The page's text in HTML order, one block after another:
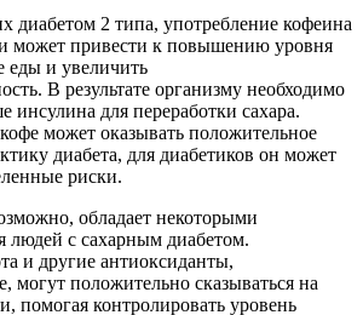
диабетом 2 типа, употребление кофеина
может привести к повышению уровня
еды и увеличить
В результате организму необходимо
инсулина для переработки сахара.
может оказывать положительное
диабета, для диабетиков он может
риски.
обладает некоторыми
людей с сахарным диабетом.
и другие антиоксиданты,
могут положительно сказываться на
помогая контролировать уровень